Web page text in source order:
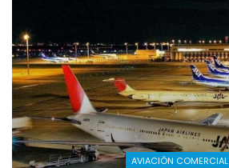
AVIACIÓN COMERCIAL